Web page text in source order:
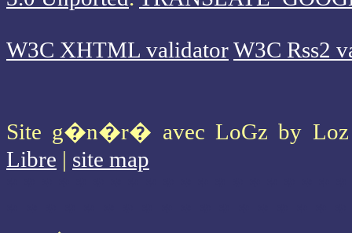
W3C XHTML validatorW3C Rss2
Site g�n�r� avec LoGz by
Libre | site map